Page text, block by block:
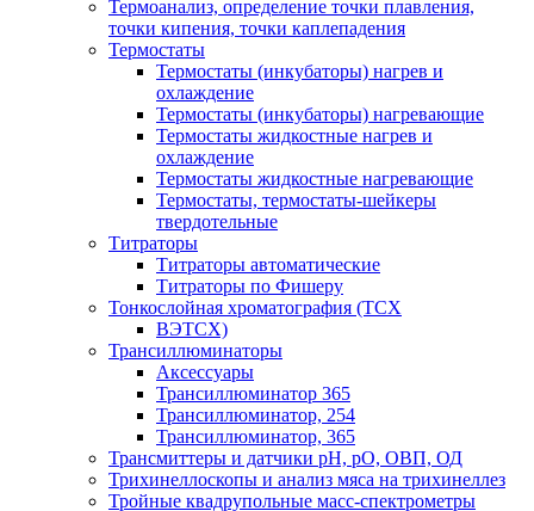
Термоанализ, определение точки плавления,
точки кипения, точки каплепадения
Термостаты
Термостаты (инкубаторы) нагрев и
охлаждение
Термостаты (инкубаторы) нагревающие
Термостаты жидкостные нагрев и
охлаждение
Термостаты жидкостные нагревающие
Термостаты, термостаты-шейкеры
твердотельные
Титраторы
Титраторы автоматические
Титраторы по Фишеру
Тонкослойная хроматография (ТСХ
ВЭТСХ)
Трансиллюминаторы
Аксессуары
Трансиллюминатор 365
Трансиллюминатор, 254
Трансиллюминатор, 365
Трансмиттеры и датчики рН, рО, ОВП, ОД
Трихинеллоскопы и анализ мяса на трихинеллез
Тройные квадрупольные масс-спектрометры